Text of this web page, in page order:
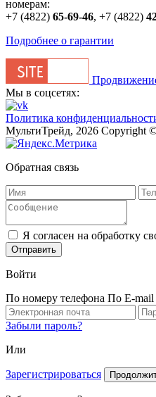
номерам:
+7 (4822) 65-69-46, +7 (4822)
Подробнее о гарантии
Мы в соцсетях:
Политика
МультиТрейд, 2026 Copyright
Обратная связь
Я согласен на обработку
Отправить
Войти
По номеру телефона По E-mail
Забыли пароль?
Или
Зарегистрироваться